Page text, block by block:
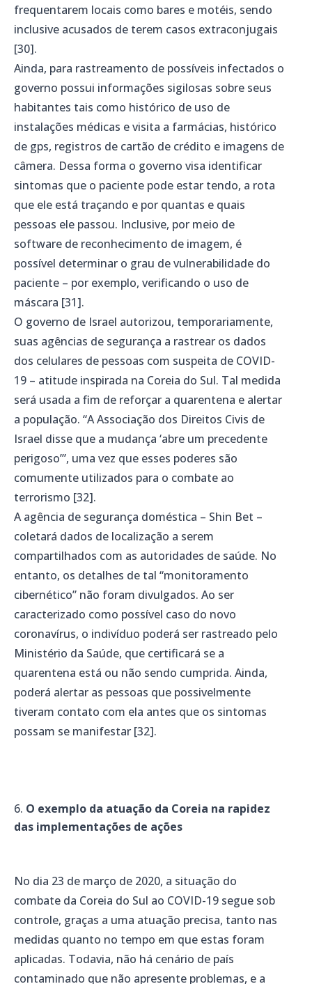
frequentarem locais como bares e motéis, sendo
inclusive acusados de terem casos extraconjugais
[30].
Ainda, para rastreamento de possíveis infectados o
governo possui informações sigilosas sobre seus
habitantes tais como histórico de uso de
instalações médicas e visita a farmácias, histórico
de gps, registros de cartão de crédito e imagens de
câmera. Dessa forma o governo visa identificar
sintomas que o paciente pode estar tendo, a rota
que ele está traçando e por quantas e quais
pessoas ele passou. Inclusive, por meio de
software de reconhecimento de imagem, é
possível determinar o grau de vulnerabilidade do
paciente – por exemplo, verificando o uso de
máscara [31].
O governo de Israel autorizou, temporariamente,
suas agências de segurança a rastrear os dados
dos celulares de pessoas com suspeita de COVID-
19 – atitude inspirada na Coreia do Sul. Tal medida
será usada a fim de reforçar a quarentena e alertar
a população. “A Associação dos Direitos Civis de
Israel disse que a mudança ‘abre um precedente
perigoso’”, uma vez que esses poderes são
comumente utilizados para o combate ao
terrorismo [32].
A agência de segurança doméstica – Shin Bet –
coletará dados de localização a serem
compartilhados com as autoridades de saúde. No
entanto, os detalhes de tal “monitoramento
cibernético” não foram divulgados. Ao ser
caracterizado como possível caso do novo
coronavírus, o indivíduo poderá ser rastreado pelo
Ministério da Saúde, que certificará se a
quarentena está ou não sendo cumprida. Ainda,
poderá alertar as pessoas que possivelmente
tiveram contato com ela antes que os sintomas
possam se manifestar [32].
O exemplo da atuação da Coreia na rapidez
das implementações de ações
No dia 23 de março de 2020, a situação do
combate da Coreia do Sul ao COVID-19 segue sob
controle, graças a uma atuação precisa, tanto nas
medidas quanto no tempo em que estas foram
aplicadas. Todavia, não há cenário de país
contaminado que não apresente problemas, e a